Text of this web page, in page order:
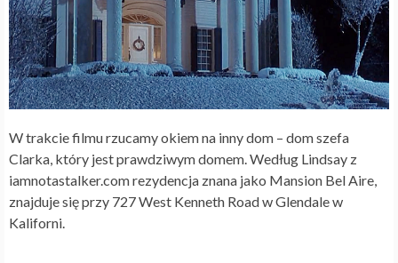
W trakcie filmu rzucamy okiem na inny dom – dom szefa
Clarka, który jest prawdziwym domem. Według Lindsay z
iamnotastalker.com rezydencja znana jako Mansion Bel Aire,
znajduje się przy 727 West Kenneth Road w Glendale w
Kaliforni.